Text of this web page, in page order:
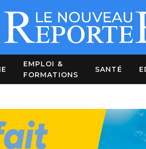
EMPLOI &
FORMATIONS
SANTÉ